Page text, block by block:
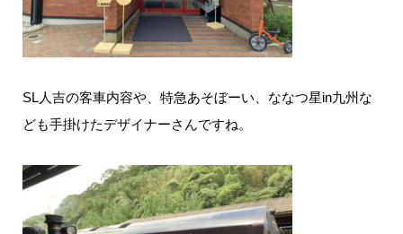
SL人吉の客車内容や、特急あそぼーい、ななつ星in九州な
ども手掛けたデザイナーさんですね。